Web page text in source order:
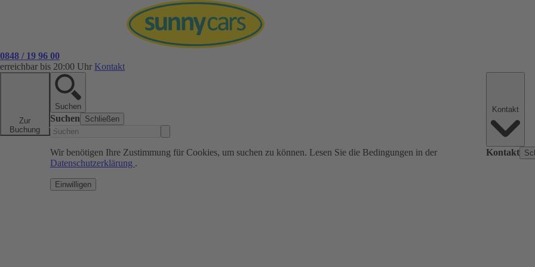
0848 / 19 96 00
erreichbar bis 20:00 Uhr Kontakt
Zur
Buchung
Suchen
Suchen Schließen
Wir benötigen Ihre Zustimmung für Cookies, um suchen zu können. Lesen Sie die Bedingungen in der
Datenschutzerklärung .
Einwilligen
Kontakt